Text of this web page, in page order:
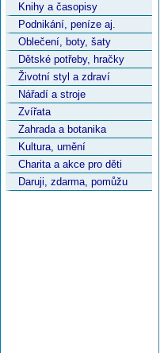
Knihy a časopisy
Podnikání, peníze aj.
Oblečení, boty, šaty
Dětské potřeby, hračky
Životní styl a zdraví
Nářadí a stroje
Zvířata
Zahrada a botanika
Kultura, umění
Charita a akce pro děti
Daruji, zdarma, pomůžu